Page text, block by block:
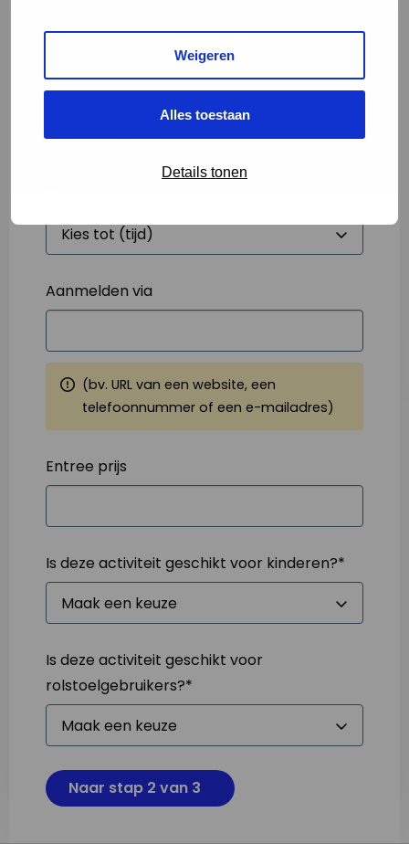
Weigeren
Alles toestaan
Details tonen
Starttijd*
Aanmelden via
(bv. URL van een website, een
telefoonnummer of een e-mailadres)
Entree prijs
Is deze activiteit geschikt voor kinderen?*
Is deze activiteit geschikt voor
rolstoelgebruikers?*